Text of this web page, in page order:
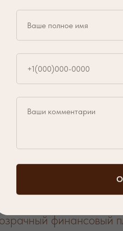
на имплант мы
подберет цвет
Если зуб
фиксируем
визиты?
3D-снимок (КТ),
финансовый